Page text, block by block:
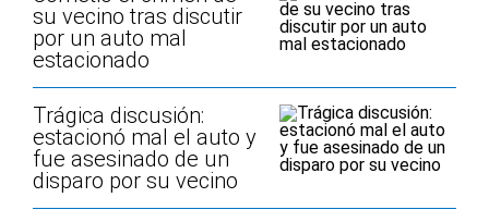
su vecino tras discutir
por un auto mal
estacionado
Trágica discusión:
estacionó mal el auto y
fue asesinado de un
disparo por su vecino